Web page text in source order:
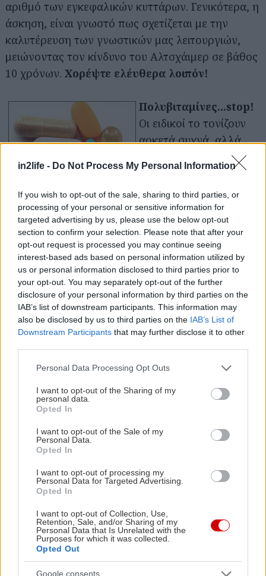
in2life - Do Not Process My Personal Information
If you wish to opt-out of the sale, sharing to third parties, or
processing of your personal or sensitive information for
targeted advertising by us, please use the below opt-out
section to confirm your selection. Please note that after your
opt-out request is processed you may continue seeing
interest-based ads based on personal information utilized by
us or personal information disclosed to third parties prior to
your opt-out. You may separately opt-out of the further
disclosure of your personal information by third parties on the
IAB’s list of downstream participants. This information may
also be disclosed by us to third parties on the IAB’s List of
Downstream Participants that may further disclose it to other
Please note that this website/app uses one or more Google
not limited to your visit or usage behaviour. You may click to
grant or deny consent to Google and its third-party tags to
use your data for below specified purposes in below Google
consent section.
Personal Data Processing Opt Outs
I want to opt-out of the Sharing of my
personal data.
Opted In
I want to opt-out of the Sale of my
Personal Data.
Opted In
I want to opt-out of processing my
Personal Data for Targeted Advertising.
Opted In
I want to opt-out of Collection, Use,
Retention, Sale, and/or Sharing of my
Personal Data that Is Unrelated with the
Purposes for which it was collected.
Opted Out
Google consents
αριθμό των εγκεφαλικών κυττάρων. Γενικότερα, η
άσκηση, είναι γνωστό πως σχετίζεται με την
καλυτέρευση των γνωστικών μας λειτουργιών,
μειώνοντας τον κίνδυνο του Αλτσχάιμερ σε βάθος
10 χρόνων. Χορέψτε ελέυθερα λοιπόν!
Πολυβιταμίνες...stop!
Οι ειδικοί το τονίζουν
αρκετά συχνά, αλλά
σπάνια "ακούγονται"
εξαιτίας των δεκάδων
διαφημίσεων για τα
συμπληρώματα
διατροφής κάθε είδους.
Η πώλησή τους δίνει τεράστιο τζίρο στις
βιομηχανίες, οι οποίες έχουν βαλθεί να μας
αποδείξουν ότι είναι απαραίτητα για την
καθημερινή μας διατροφή. Λάθος.Ξοδεύοντας τα
ίδια λεφτά που δίνουμε σε κάθε λογής
βιταμίνες, μέταλλα κτλ, σε φρέσκα φρούτα και
λαχανικά παίρνουμε ακριβώς τις ίδιες
εξασφαλίζοντας μάλιστα και την καλύτερη
αφομοίωσή τους από τον οργανισμό.
Καταναλώνοντας "φυσικές" βιταμίνες αποκτούμε
διατροφή αυτή καθεαυτή. Κανένα φάρμακο ή
συμπλήρωμα δεν μπορεί να μας κάνει να
νιώσουμε το ίδιο και αυτό είναι σίγουρο. Με
αφορμή λοιπόν και την οικονομική κρίση, ίσως θα
δώσουμε τα λεφτά μαςσε κάτι το οποίο δεν
γνωρίζουμε επακριβώς το αν θα μας ωφελήσει ή
Αναζήτηση
για...